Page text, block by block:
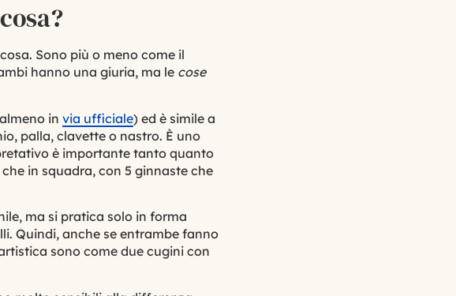
Sono più o meno come il
hanno una giuria, ma le cose
in via ufficiale) ed è simile a
, palla, clavette o nastro. È uno
è importante tanto quanto
in squadra, con 5 ginnaste che
ma si pratica solo in forma
Quindi, anche se entrambe fanno
sono come due cugini con